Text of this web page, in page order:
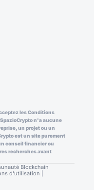
les Conditions
n'a aucune
un projet ou un
est un site purement
conseil financier ou
recherches avant
Blockchain
d'utilisation